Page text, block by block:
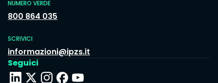
NUMERO VERDE
800 864 035
SCRIVICI
informazioni@ipzs.it
Seguici